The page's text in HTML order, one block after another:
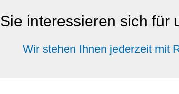
Sie interessieren sich für
Wir stehen Ihnen jederzeit mit